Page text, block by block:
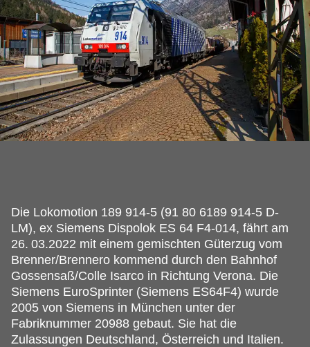
Die Lokomotion 189 914-5 (91 80 6189 914-5 D-
LM), ex Siemens Dispolok ES 64 F4-014, fährt am
26. 03.2022 mit einem gemischten Güterzug vom
Brenner/Brennero kommend durch den Bahnhof
Gossensaß/Colle Isarco in Richtung Verona. Die
Siemens EuroSprinter (Siemens ES64F4) wurde
2005 von Siemens in München unter der
Fabriknummer 20988 gebaut. Sie hat die
Zulassungen Deutschland, Österreich und Italien.